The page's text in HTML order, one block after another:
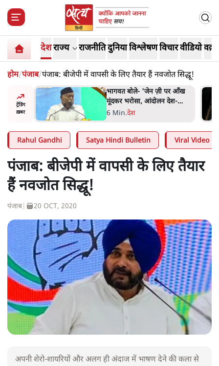
देशराज्य राजनीतिदुनियाविश्लेषणविचारवीडियो
होम/पंजाब/पंजाब: बीजेपी में वापसी के लिए तैयार हैं नवजोत सिद्धू!
ट्रेंडिंग
ख़बर
ज़ी पर आँख
देश-
लिमये बोले थे-
अतीक अहमद के बेटे अबान अहमद
की सड़क हादसे में मौत, जेल में बंद
भाई से मिलने जा रहे थे
5 Min
Rahul Gandhi Satya Hindi Bulletin Viral Video
पंजाब: बीजेपी में वापसी के लिए तैयार
हैं नवजोत सिद्धू!
पंजाब 20 OCT, 2020
अपनी शेरो-शायरियों और अलग ही अंदाज में भाषण देने की कला से